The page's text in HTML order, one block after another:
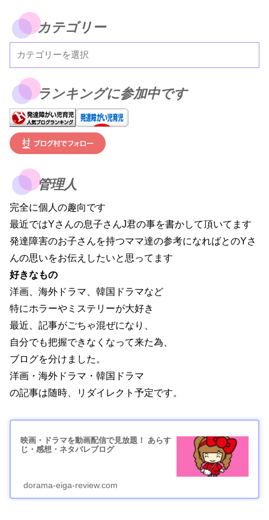
カテゴリー
ランキングに参加中です
管理人
完全に個人の趣向です
最近ではYさんの息子さんJ君の事を書かして頂いてます
発達障害のお子さんを持つママ達の参考になればとのYさ
んの思いをお伝えしたいと思ってます
好きなもの
洋画、海外ドラマ、韓国ドラマなど
特にホラーやミステリーが大好き
最近、記事がごちゃ混ぜになり、
自分でも把握できなくなって来た為、
ブログを分けました。
洋画・海外ドラマ・韓国ドラマ
の記事は随時、リダイレクト予定です。
映画・ドラマを動画配信で見放題！ あらす
じ・感想・ネタバレブログ
dorama-eiga-review.com